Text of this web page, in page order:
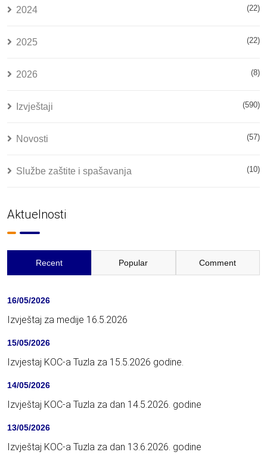
2024 (22)
2025 (22)
2026 (8)
Izvještaji (590)
Novosti (57)
Službe zaštite i spašavanja (10)
Aktuelnosti
Recent Popular Comment
16/05/2026
Izvještaj za medije 16.5.2026
15/05/2026
Izvjestaj KOC-a Tuzla za 15.5.2026 godine.
14/05/2026
Izvještaj KOC-a Tuzla za dan 14.5.2026. godine
13/05/2026
Izvještaj KOC-a Tuzla za dan 13.6.2026. godine